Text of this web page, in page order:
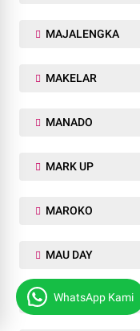
MAJALENGKA
MAKELAR
MANADO
MARK UP
MAROKO
MAU DAY
MAYAT
WhatsApp Kami